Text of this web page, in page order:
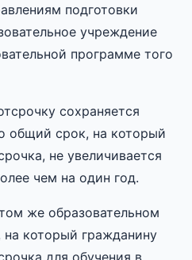
подготовки
учреждение
программе того
сохраняется
общий срок, на который
не увеличивается
чем на один год.
же образовательном
который гражданину
для обучения в